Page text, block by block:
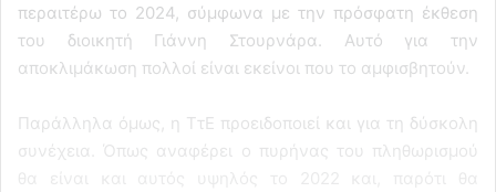
περαιτέρω το 2024, σύμφωνα με την πρόσφατη έκθεση
του διοικητή Γιάννη Στουρνάρα. Αυτό για την
αποκλιμάκωση πολλοί είναι εκείνοι που το αμφισβητούν.
Παράλληλα όμως, η ΤτΕ προειδοποιεί και για τη δύσκολη
συνέχεια. Όπως αναφέρει ο πυρήνας του πληθωρισμού